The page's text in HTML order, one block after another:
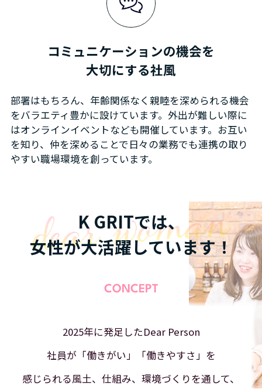
コミュニケーションの機会を
大切にする社風
部署はもちろん、年齢関係なく親睦を深められる機会
をバラエティ豊かに設けています。外出が難しい際に
はオンラインイベントなども開催しています。お互い
を知り、仲を深めることで日々の業務でも連携の取り
やすい職場環境を創っています。
K GRITでは、
女性が大活躍しています！
CONCEPT
2025年に発足したDear Person
社員が「働きがい」「働きやすさ」を
感じられる風⼟、仕組み、環境づくりを通して、